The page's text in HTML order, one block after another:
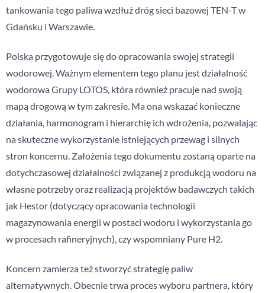
tankowania tego paliwa wzdłuż dróg sieci bazowej TEN-T w
Gdańsku i Warszawie.
Polska przygotowuje się do opracowania swojej strategii
wodorowej. Ważnym elementem tego planu jest działalność
wodorowa Grupy LOTOS, która również pracuje nad swoją
mapą drogową w tym zakresie. Ma ona wskazać konieczne
działania, harmonogram i hierarchię ich wdrożenia, pozwalając
na skuteczne wykorzystanie istniejących przewag i silnych
stron koncernu. Założenia tego dokumentu zostaną oparte na
dotychczasowej działalności związanej z produkcją wodoru na
własne potrzeby oraz realizacją projektów badawczych takich
jak Hestor (dotyczący opracowania technologii
magazynowania energii w postaci wodoru i wykorzystania go
w procesach rafineryjnych), czy wspomniany Pure H2.
Koncern zamierza też stworzyć strategię paliw
alternatywnych. Obecnie trwa proces wyboru partnera, który